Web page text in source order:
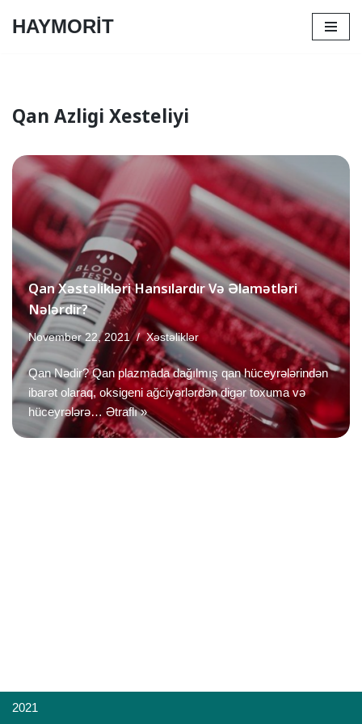
HAYMORİT
Qan Azligi Xesteliyi
Qan Xəstəlikləri Hansılardır Və Əlamətləri
Nələrdir?
November 22, 2021 Xəstəliklər
Qan Nədir? Qan plazmada dağılmış qan hüceyrələrindən
ibarət olaraq, oksigeni ağciyərlərdən digər toxuma və
hüceyrələrə… Ətraflı »
2021